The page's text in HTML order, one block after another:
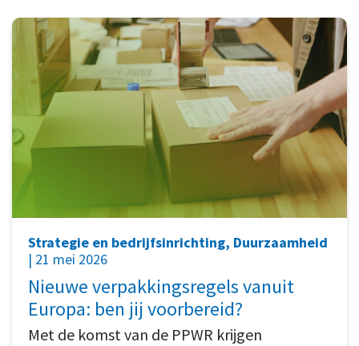
Strategie en bedrijfsinrichting, Duurzaamheid
| 21 mei 2026
Nieuwe verpakkingsregels vanuit
Europa: ben jij voorbereid?
Met de komst van de PPWR krijgen